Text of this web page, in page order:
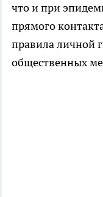
что и при
прямого
правила личной
общественных